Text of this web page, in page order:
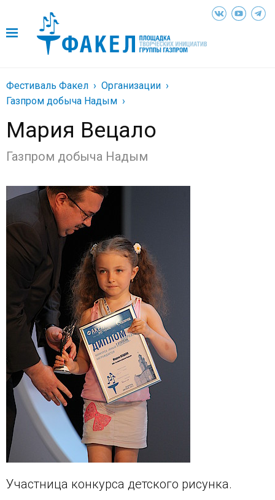
Фестиваль Факел
Организации
Газпром добыча Надым
Мария Вецало
Газпром добыча Надым
Участница конкурса детского рисунка.